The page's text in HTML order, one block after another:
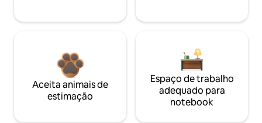
Aceita animais de
estimação
Espaço de trabalho
adequado para
notebook